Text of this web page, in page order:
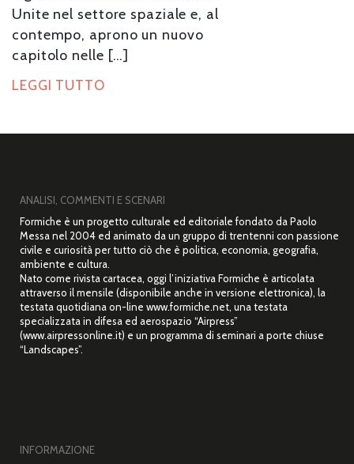
Unite nel settore spaziale e, al
contempo, aprono un nuovo
capitolo nelle […]
LEGGI TUTTO
ANALISI, COMMENTI E SCENARI
Formiche è un progetto culturale ed editoriale fondato da Paolo
Messa nel 2004 ed animato da un gruppo di trentenni con passione
civile e curiosità per tutto ciò che è politica, economia, geografia,
ambiente e cultura.
Nato come rivista cartacea, oggi l’iniziativa Formiche è articolata
attraverso il mensile (disponibile anche in versione elettronica), la
testata quotidiana on-line www.formiche.net, una testata
specializzata in difesa ed aerospazio “Airpress”
(www.airpressonline.it) e un programma di seminari a porte chiuse
“Landscapes”.
INFORMAZIONE